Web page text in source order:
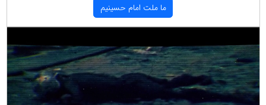
ما ملت امام حسینیم